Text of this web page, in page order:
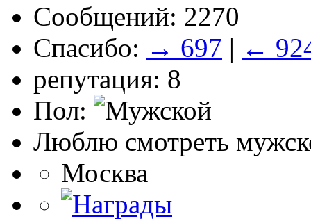
Сообщений: 2270
Спасибо: → 697 | ←
репутация: 8
Пол:
Люблю смотреть
Москва